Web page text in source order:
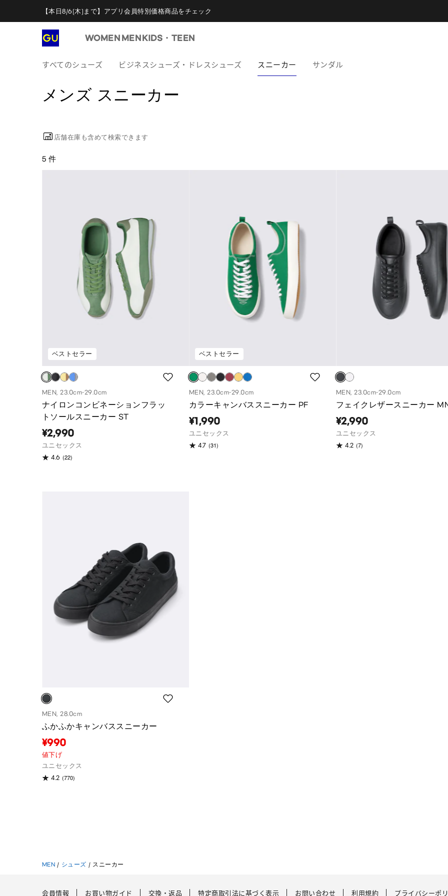
【本日8/6(木)まで】アプリ会員特別価格商品をチェック
WOMEN MENKIDS・TEEN
すべてのシューズ ビジネスシューズ・ドレスシューズ スニーカー サンダル
メンズ スニーカー
店舗在庫も含めて検索できます
5 件
ベストセラー
MEN, 23.0cm-29.0cm
ナイロンコンビネーションフラッ
トソールスニーカー ST
¥2,990
ユニセックス
4.6 (22)
ベストセラー
MEN, 23.0cm-29.0cm
カラーキャンバススニーカー PF
¥1,990
ユニセックス
4.7 (31)
MEN, 23.0cm-29.0cm
フェイクレザースニーカー
¥2,990
ユニセックス
4.2 (7)
MEN, 28.0cm
ふかふかキャンバススニーカー
¥990
値下げ
ユニセックス
4.2 (770)
MEN / シューズ / スニーカー
会員情報 お買い物ガイド 交換・返品 特定商取引法に基づく表示 お問い合わせ 利用規約 プライバシーポ